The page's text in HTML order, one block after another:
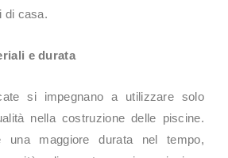
di casa.
e durata
si impegnano a utilizzare solo
nella costruzione delle piscine.
una maggiore durata nel tempo,